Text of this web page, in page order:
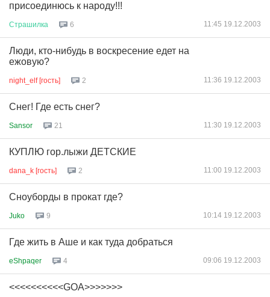
присоединюсь к народу!!!
Страшилка 6 11:45 19.12.2003
Люди, кто-нибудь в воскресение едет на
ежовую?
night_elf [гость] 2 11:36 19.12.2003
Снег! Где есть снег?
Sansor 21 11:30 19.12.2003
КУПЛЮ гор.лыжи ДЕТСКИЕ
dana_k [гость] 2 11:00 19.12.2003
Сноуборды в прокат где?
Juko 9 10:14 19.12.2003
Где жить в Аше и как туда добраться
eShpaqer 4 09:06 19.12.2003
<<<<<<<<<<GOA>>>>>>>